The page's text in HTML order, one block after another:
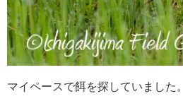
マイペースで餌を探していました。